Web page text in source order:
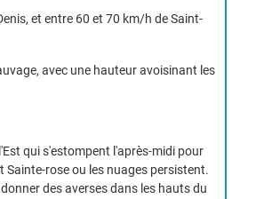
et entre 60 et 70 km/h de Saint-
avec une hauteur avoisinant les
qui s'estompent l'après-midi pour
Sainte-rose ou les nuages persistent.
des averses dans les hauts du